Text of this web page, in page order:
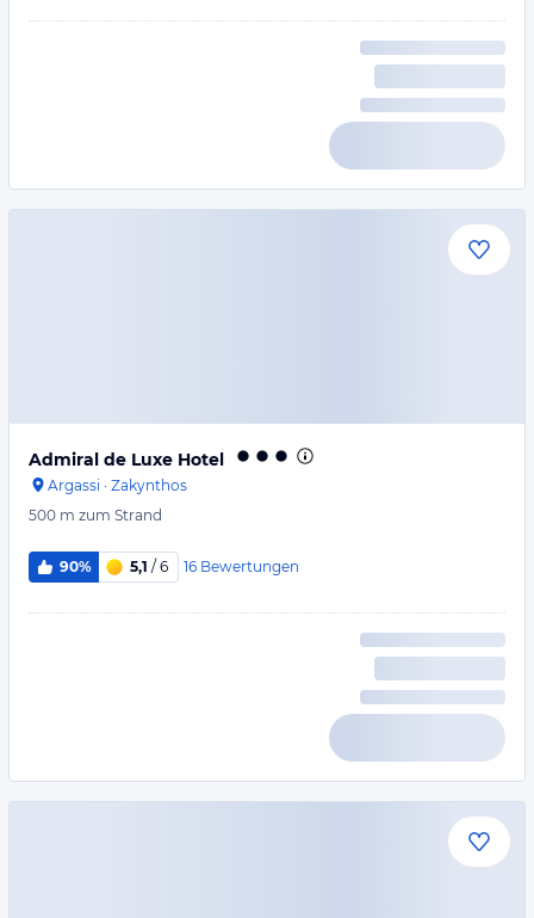
Admiral de Luxe Hotel
Argassi · Zakynthos
500 m zum Strand
90% 5,1 / 6 16 Bewertungen